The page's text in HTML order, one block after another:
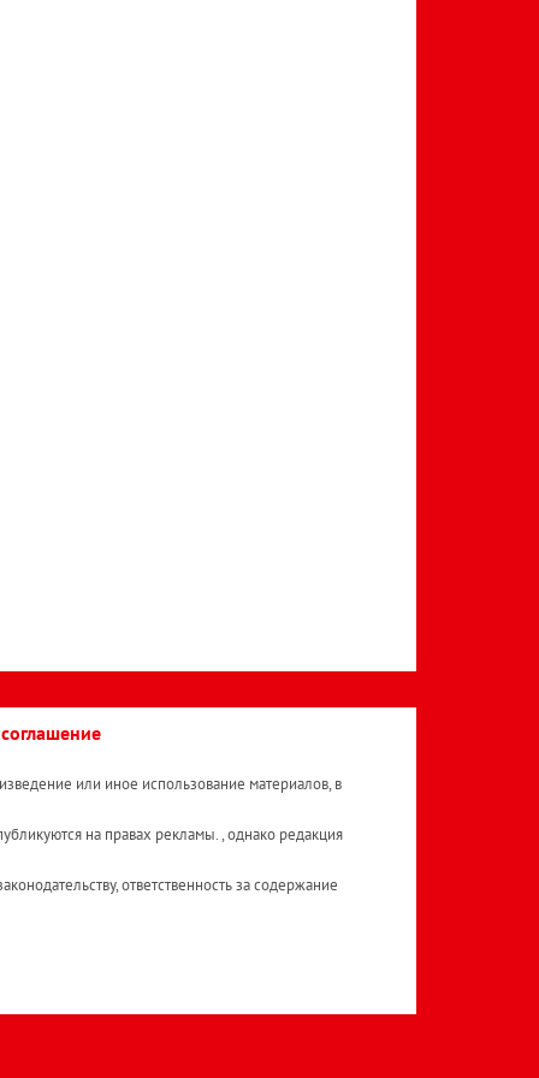
или иное использование материалов, в
на правах рекламы. , однако редакция
ответственность за содержание